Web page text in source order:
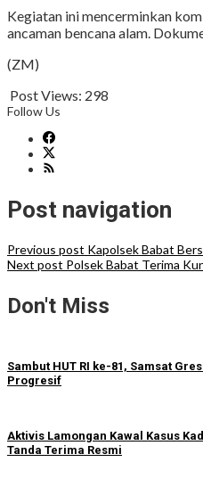
Kegiatan ini mencerminkan
ancaman bencana alam.
(ZM)
Post Views: 298
Follow Us
Post navigation
Previous post Kapolsek Babat
Next post Polsek Babat Terima
Don't Miss
Sambut HUT RI ke-81, Samsat
Progresif
Aktivis Lamongan Kawal Kasus
Tanda Terima Resmi